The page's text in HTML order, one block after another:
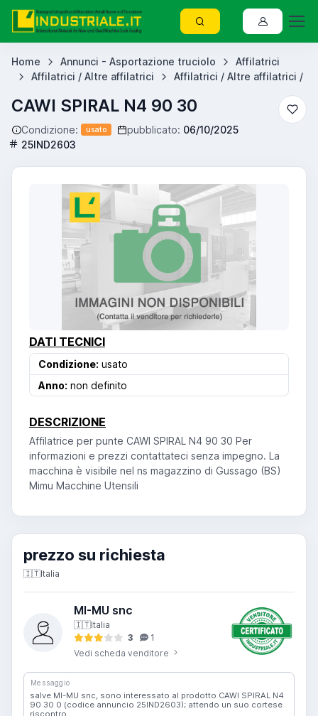
Home Annunci - Asportazione truciolo
Affilatrici
Affilatrici / Altre affilatrici
Affilatrici / Altre affilatrici /
CAWI SPIRAL N4 90 30
Condizione: usato pubblicato: 06/10/2025
25IND2603
DATI TECNICI
Condizione: usato
Anno: non definito
DESCRIZIONE
Affilatrice per punte CAWI SPIRAL N4 90 30 Per
informazioni e prezzi contattateci senza impegno. La
macchina è visibile nel ns magazzino di Gussago (BS)
Mimu Macchine Utensili
prezzo su richiesta
🇮🇹Italia
MI-MU snc
🇮🇹Italia
3
1
Vedi scheda venditore
Messaggio